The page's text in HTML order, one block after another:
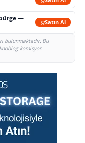
—
Satın Al
bulunmaktadır. Bu
komisyon